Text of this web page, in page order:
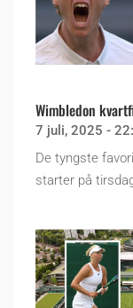
Wimbledon
7 juli, 2025 -
De tyngste
starter på